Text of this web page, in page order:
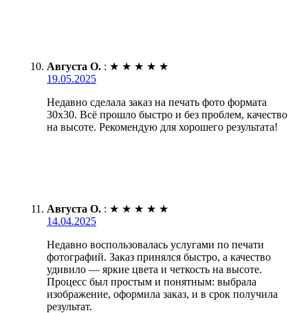
Августа О. : ★ ★ ★ ★ ★
19.05.2025
Недавно сделала заказ на печать фото формата
30х30. Всё прошло быстро и без проблем, качество
на высоте. Рекомендую для хорошего результата!
Августа О. : ★ ★ ★ ★ ★
14.04.2025
Недавно воспользовалась услугами по печати
фотографий. Заказ принялся быстро, а качество
удивило — яркие цвета и четкость на высоте.
Процесс был простым и понятным: выбрала
изображение, оформила заказ, и в срок получила
результат.